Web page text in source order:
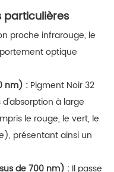
proche infrarouge, le
optique
nm) : Pigment Noir 32
à large
le rouge, le vert, le
présentant ainsi un
de 700 nm) : Il passe